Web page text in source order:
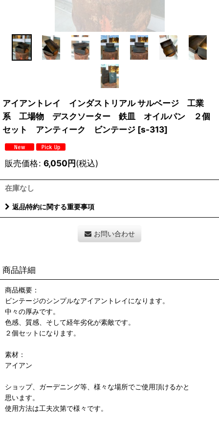
アイアントレイ インダストリアル サルベージ 工業
系 工場物 デスクソーター 鉄皿 オイルパン ２個
セット アンティーク ビンテージ [s-313]
販売価格: 6,050円(税込)
在庫なし
返品特約に関する重要事項
お問い合わせ
商品詳細
商品概要：
ビンテージのシンプルなアイアントレイになります。
中々の厚みです。
色感、質感、そして経年劣化が素敵です。
２個セットになります。
素材：
アイアン
ショップ、ガーデニング等、様々な場所でご使用頂けるかと
思います。
使用方法は工夫次第で様々です。